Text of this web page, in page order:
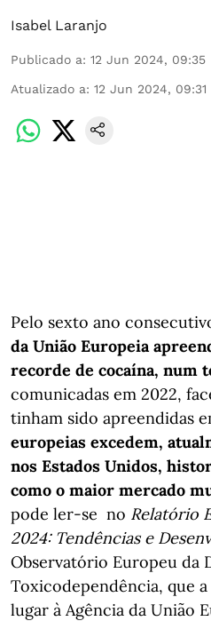
Isabel Laranjo
Publicado a: 12 Jun 2024, 09:35
Atualizado a: 12 Jun 2024, 09:31
Pelo sexto ano
da União Europeia
recorde de cocaína, num
comunicadas em 2022,
tinham sido apreendidas
europeias excedem,
nos Estados Unidos,
como o maior mercado
pode ler-se no Relatório
2024: Tendências e
Observatório Europeu da
Toxicodependência, que
lugar à Agência da União